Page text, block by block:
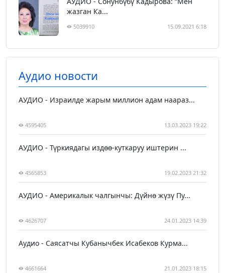
жазган Ка...
5039910 15.09.2021 6:18
Аудио новости
АУДИО - Израилде жарым миллион адам наараз...
4595405 13.03.2023 19:22
АУДИО - Түркиядагы издөө-куткаруу иштерин ...
4565853 19.02.2023 21:32
АУДИО - Америкалык чалгынчы: Дүйнө жүзү Пу...
4626707 24.01.2023 14:39
Аудио - Саясатчы Кубанычбек Исабеков Курма...
4661664 21.01.2023 18:15